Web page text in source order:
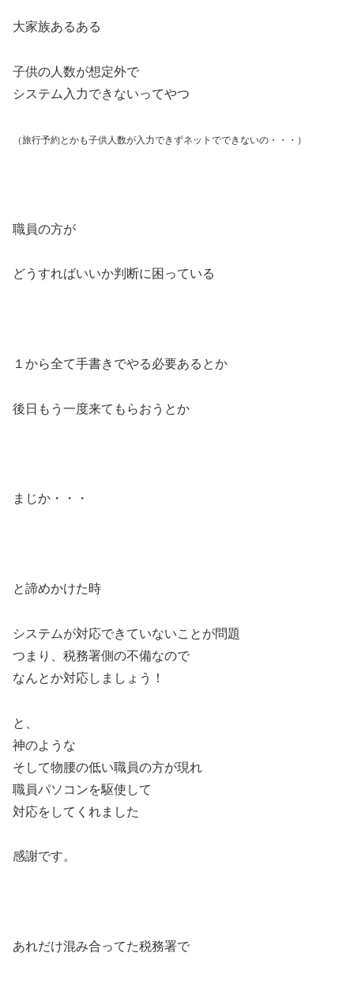
大家族あるある
子供の人数が想定外で
システム入力できないってやつ
（旅行予約とかも子供人数が入力できずネットでできないの・・・）
職員の方が
どうすればいいか判断に困っている
１から全て手書きでやる必要あるとか
後日もう一度来てもらおうとか
まじか・・・
と諦めかけた時
システムが対応できていないことが問題
つまり、税務署側の不備なので
なんとか対応しましょう！
と、
神のような
そして物腰の低い職員の方が現れ
職員パソコンを駆使して
対応をしてくれました
感謝です。
あれだけ混み合ってた税務署で